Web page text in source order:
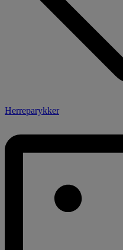
Herreparykker